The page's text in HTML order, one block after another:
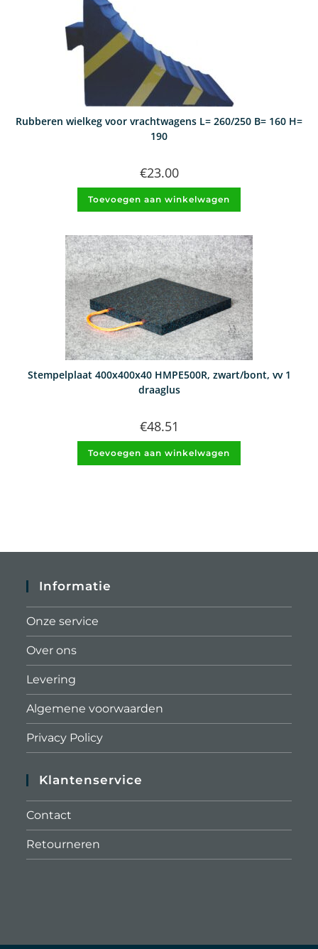
Rubberen wielkeg voor vrachtwagens L= 260/250 B= 160 H=
190
€23.00
Toevoegen aan winkelwagen
Stempelplaat 400x400x40 HMPE500R, zwart/bont, vv 1
draaglus
€48.51
Toevoegen aan winkelwagen
Informatie
Onze service
Over ons
Levering
Algemene voorwaarden
Privacy Policy
Klantenservice
Contact
Retourneren